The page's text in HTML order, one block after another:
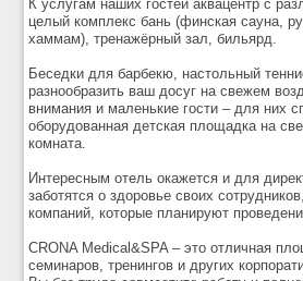
К услугам наших гостей аквацентр с
целый комплекс бань (финская сауна,
хаммам), тренажёрный зал, бильярд.
Беседки для барбекю, настольный
разнообразить ваш досуг на свежем
внимания и маленькие гости – для них
оборудованная детская площадка на
комната.
Интересным отель окажется и для
заботятся о здоровье своих
компаний, которые планируют
CRONA Medical&SPA – это отличная
семинаров, тренингов и других